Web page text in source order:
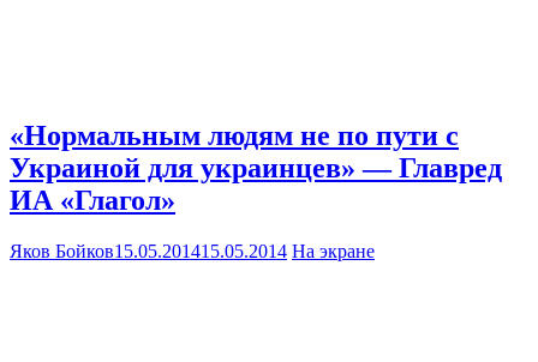
«Нормальным людям не по пути с
Украиной для украинцев» — Главред
ИА «Глагол»
Яков Бойков15.05.201415.05.2014 На экране